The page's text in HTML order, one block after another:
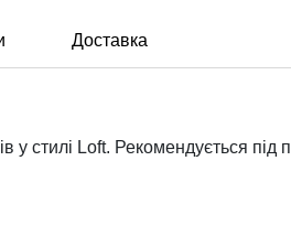
Доставка
у стилі Loft. Рекомендується під